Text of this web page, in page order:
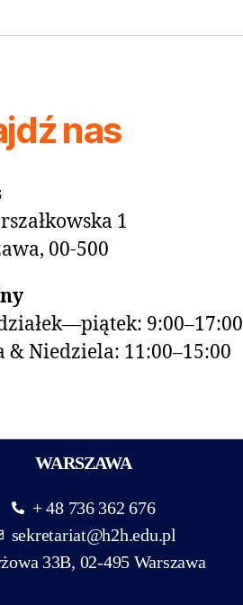
nas
1
00-500
9:00–17:00
& Niedziela: 11:00–15:00
WARSZAWA
+ 48 736 362 676
sekretariat@h2h.edu.pl
33B, 02-495 Warszawa